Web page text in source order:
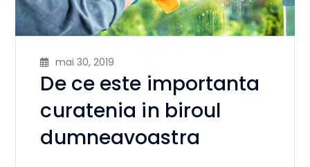
mai 30, 2019
De ce este importanta
curatenia in biroul
dumneavoastra